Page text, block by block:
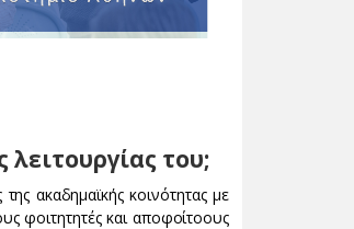
λειτουργίας του;
ακαδημαϊκής κοινότητας με
φοιτητητές και αποφοίτοους